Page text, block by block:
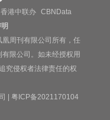
香港中联办
CBNData
周刊有限公司所有，任
限公司。如未经授权用
究侵权者法律责任的权
| 粤ICP备2021170104